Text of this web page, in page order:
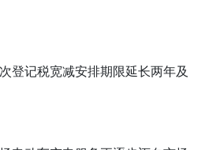
登记税宽减安排期限延长两年及